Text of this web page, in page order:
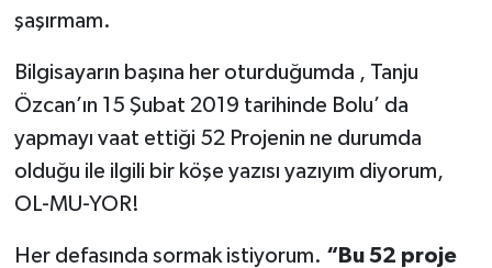
şaşırmam.
Bilgisayarın başına her oturduğumda , Tanju
Özcan’ın 15 Şubat 2019 tarihinde Bolu’ da
yapmayı vaat ettiği 52 Projenin ne durumda
olduğu ile ilgili bir köşe yazısı yazıyım diyorum,
OL-MU-YOR!
Her defasında sormak istiyorum. “Bu 52 proje